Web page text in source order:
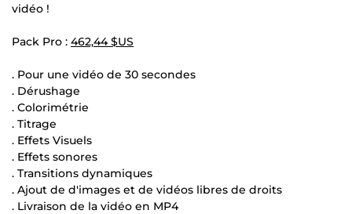
vidéo !
Pack Pro : 462,44 $US
. Pour une vidéo de 30 secondes
. Dérushage
. Colorimétrie
. Titrage
. Effets Visuels
. Effets sonores
. Transitions dynamiques
. Ajout de d'images et de vidéos libres de droits
. Livraison de la vidéo en MP4